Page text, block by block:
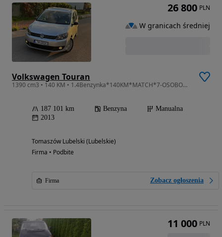
Volkswagen Touran
1390 cm3 • 140 KM • 1.4Benzynka*140KM*MATCH*7-OSOBOWY*Panorama*NAVI*Super STAN*z Niemiec*
187 101 km Benzyna
Manualna
2013
Tomaszów Lubelski (Lubelskie)
Firma • Podbite
Firma Zobacz ogłoszenia
26 800 PLN
W granicach średniej
11 000 PLN